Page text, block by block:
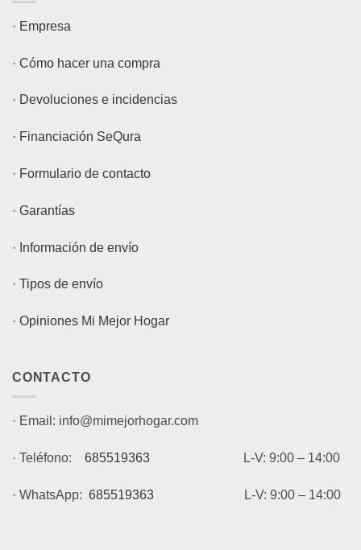
· Empresa
· Cómo hacer una compra
· Devoluciones e incidencias
· Financiación SeQura
· Formulario de contacto
· Garantías
· Información de envío
· Tipos de envío
· Opiniones Mi Mejor Hogar
CONTACTO
· Email: info@mimejorhogar.com
· Teléfono: 685519363 L-V: 9:00 – 14:00
· WhatsApp: 685519363 L-V: 9:00 – 14:00